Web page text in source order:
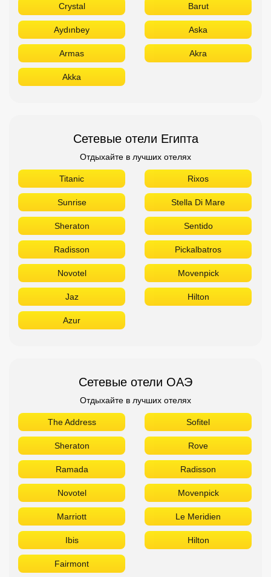
Crystal Barut
Aydınbey Aska
Armas Akra
Akka
Сетевые отели Египта
Отдыхайте в лучших отелях
Titanic Rixos
Sunrise Stella Di Mare
Sheraton Sentido
Radisson Pickalbatros
Novotel Movenpick
Jaz Hilton
Azur
Сетевые отели ОАЭ
Отдыхайте в лучших отелях
The Address Sofitel
Sheraton Rove
Ramada Radisson
Novotel Movenpick
Marriott Le Meridien
Ibis Hilton
Fairmont